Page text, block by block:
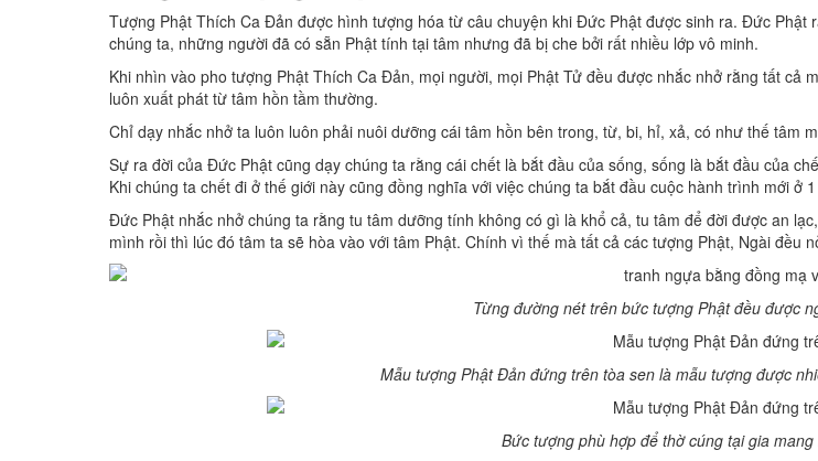
Tượng Phật Thích Ca Đản được hình tượng hóa từ câu chuyện khi Đức Phật được sinh ra. Đức
chúng ta, những người đã có sẵn Phật tính tại tâm nhưng đã bị che bởi rất nhiều lớp vô minh.
Khi nhìn vào pho tượng Phật Thích Ca Đản, mọi người, mọi Phật Tử đều được nhắc nhở rằng tất
luôn xuất phát từ tâm hồn tầm thường.
Chỉ dạy nhắc nhở ta luôn luôn phải nuôi dưỡng cái tâm hồn bên trong, từ, bi, hỉ, xả, có như thế tâm
Sự ra đời của Đức Phật cũng dạy chúng ta rằng cái chết là bắt đầu của sống, sống là bắt đầu của
Khi chúng ta chết đi ở thế giới này cũng đồng nghĩa với việc chúng ta bắt đầu cuộc hành trình mới ở
Đức Phật nhắc nhở chúng ta rằng tu tâm dưỡng tính không có gì là khổ cả, tu tâm để đời được an
mình rồi thì lúc đó tâm ta sẽ hòa vào với tâm Phật. Chính vì thế mà tất cả các tượng Phật, Ngài đều
Từng đường nét trên bức tượng Phật đều được
Mẫu tượng Phật Đản đứng trên tòa sen là mẫu tượng được
Bức tượng phù hợp để thờ cúng tại gia